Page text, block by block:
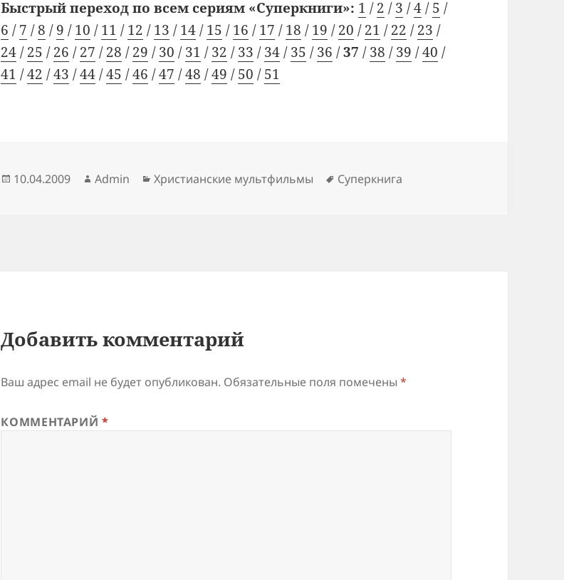
Быстрый переход по всем сериям «Суперкниги»: 1 /2 /3 /4/5 /
6 /7 /8 /9 /10 /11 /12 /13 /14/15 /16 /17 /18 /19 /20 /21 /22 /23 /
24/25 /26 /27 /28 /29 /30 /31 /32 /33 /34/35 /36 /37 /38 /39 /40 /
41 /42 /43 /44/45 /46 /47 /48 /49 /50 /51
Опубликовано
10.04.2009 Автор
Admin Рубрики
Христианские мультфильмы Метки
Суперкнига
Добавить комментарий
Ваш адрес email не будет опубликован. Обязательные поля помечены*
КОММЕНТАРИЙ*